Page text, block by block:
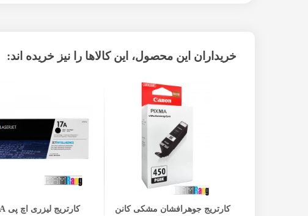
خریداران این محصول، این کالاها را نیز خریده اند:
افزودن به سبد خرید
کارتریج جوهرافشان مشکی کانن
افزودن به سبد خرید
کارتریج لیزری اچ پی 17A